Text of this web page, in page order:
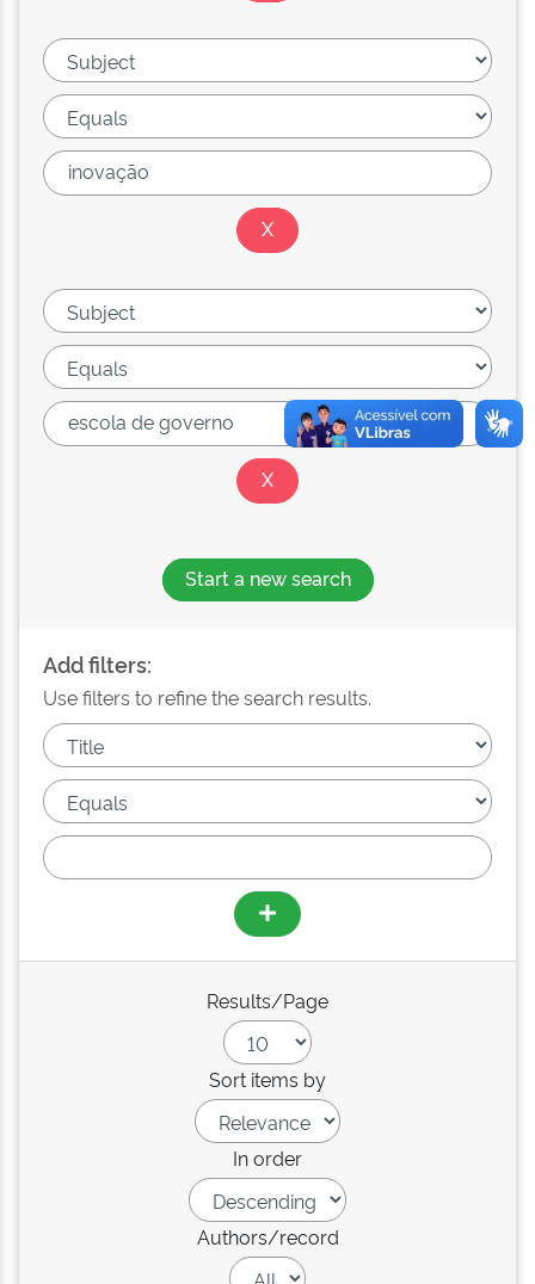
Start a new search
Add filters:
Use filters to refine the search results.
Results/Page
Sort items by
In order
Authors/record